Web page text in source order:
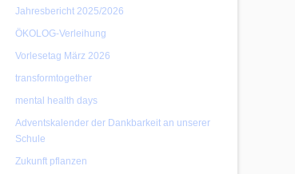
Jahresbericht 2025/2026
ÖKOLOG-Verleihung
Vorlesetag März 2026
transformtogether
mental health days
Adventskalender der Dankbarkeit an unserer
Schule
Zukunft pflanzen